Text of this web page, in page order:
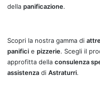
della panificazione.
Scopri la nostra gamma di
panifici e pizzerie. Scegli il
approfitta della consulenza
assistenza di Astraturri.